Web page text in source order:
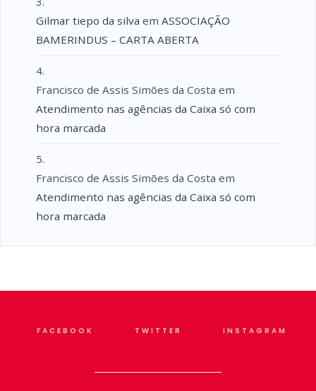
Gilmar tiepo da silva em ASSOCIAÇÃO
BAMERINDUS – CARTA ABERTA
Francisco de Assis Simões da Costa em
Atendimento nas agências da Caixa só com
hora marcada
Francisco de Assis Simões da Costa em
Atendimento nas agências da Caixa só com
hora marcada
FACEBOOK TWITTER INSTAGRAM